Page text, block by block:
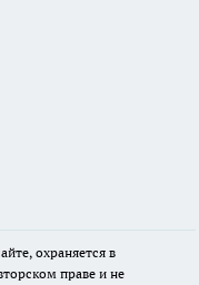
охраняется в
праве и не